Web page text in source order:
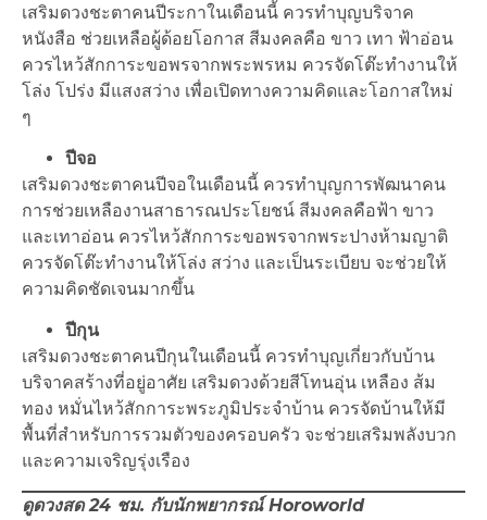
เสริมดวงชะตาคนปีระกาในเดือนนี้ ควรทำบุญบริจาค
หนังสือ ช่วยเหลือผู้ด้อยโอกาส สีมงคลคือ ขาว เทา ฟ้าอ่อน
ควรไหว้สักการะขอพรจากพระพรหม ควรจัดโต๊ะทำงานให้
โล่ง โปร่ง มีแสงสว่าง เพื่อเปิดทางความคิดและโอกาสใหม่
ๆ
ปีจอ
เสริมดวงชะตาคนปีจอในเดือนนี้ ควรทำบุญการพัฒนาคน
การช่วยเหลืองานสาธารณประโยชน์ สีมงคลคือฟ้า ขาว
และเทาอ่อน ควรไหว้สักการะขอพรจากพระปางห้ามญาติ
ควรจัดโต๊ะทำงานให้โล่ง สว่าง และเป็นระเบียบ จะช่วยให้
ความคิดชัดเจนมากขึ้น
ปีกุน
เสริมดวงชะตาคนปีกุนในเดือนนี้ ควรทำบุญเกี่ยวกับบ้าน
บริจาคสร้างที่อยู่อาศัย เสริมดวงด้วยสีโทนอุ่น เหลือง ส้ม
ทอง หมั่นไหว้สักการะพระภูมิประจำบ้าน ควรจัดบ้านให้มี
พื้นที่สำหรับการรวมตัวของครอบครัว จะช่วยเสริมพลังบวก
และความเจริญรุ่งเรือง
ดูดวงสด 24 ชม. กับนักพยากรณ์ Horoworld